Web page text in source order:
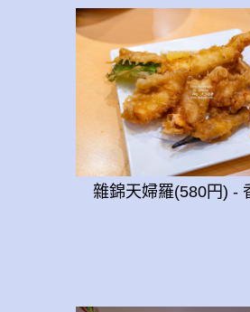
雜錦天婦羅(580円) -